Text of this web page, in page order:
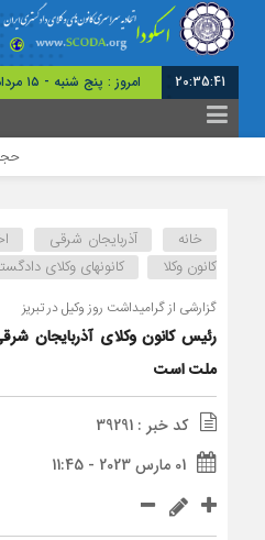
20:35:42 امروز : پنج شنبه - ۱۵ مرداد - ۱۴۰۵
خانه آذربایجان شرقی
کانون وکلا
کانونهای وکلای
گزارشی از گرامیداشت روز وکیل در تبریز
رئیس کانون وکلای آذربایجان
ملت است
کد خبر : 39291
01 مارس 2023 - 11:45